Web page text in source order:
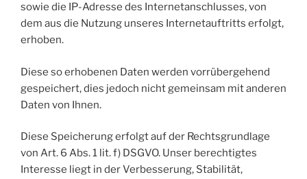
sowie die IP-Adresse des Internetanschlusses, von
dem aus die Nutzung unseres Internetauftritts erfolgt,
erhoben.
Diese so erhobenen Daten werden vorrübergehend
gespeichert, dies jedoch nicht gemeinsam mit anderen
Daten von Ihnen.
Diese Speicherung erfolgt auf der Rechtsgrundlage
von Art. 6 Abs. 1 lit. f) DSGVO. Unser berechtigtes
Interesse liegt in der Verbesserung, Stabilität,